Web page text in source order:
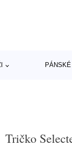
PÁNSKÉ
Tričko